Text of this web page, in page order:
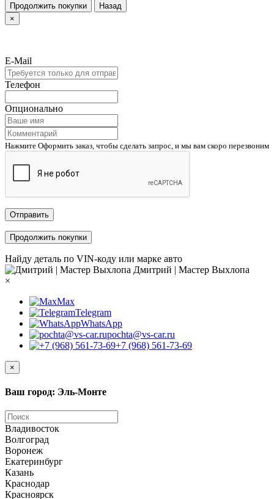
Продолжить покупки
Назад
×
E-Mail
Телефон
Опционально
Нажмите Оформить заказ, чтобы сделать запрос, и мы вам скоро перезвоним
Отправить
Продолжить покупки
Найду деталь по VIN-коду или марке авто
Дмитрий | Мастер Выхлопа
×
Max
Telegram
WhatsApp
pochta@vs-car.ru
+7 (968) 561-73-69
×
Ваш город: Эль-Монте
Владивосток
Волгоград
Воронеж
Екатеринбург
Казань
Краснодар
Красноярск